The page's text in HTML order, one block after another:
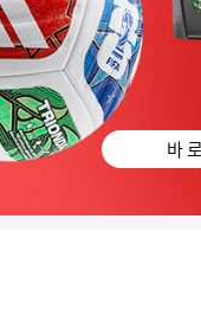
바